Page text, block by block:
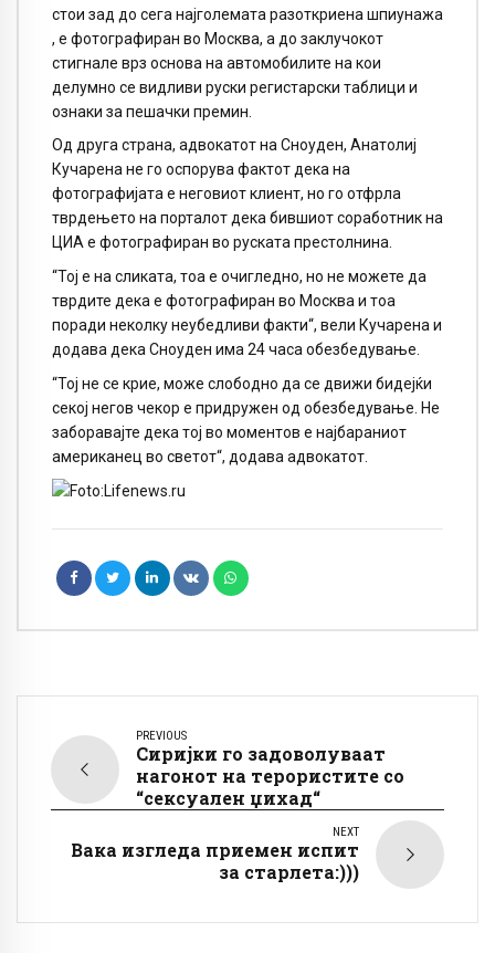
стои зад до сега најголемата разоткриена шпиунажа
, е фотографиран во Москва, а до заклучокот
стигнале врз основа на автомобилите на кои
делумно се видливи руски регистарски таблици и
ознаки за пешачки премин.
Од друга страна, адвокатот на Сноуден, Анатолиј
Кучарена не го оспорува фактот дека на
фотографијата е неговиот клиент, но го отфрла
тврдењето на порталот дека бившиот соработник на
ЦИА е фотографиран во руската престолнина.
“Тој е на сликата, тоа е очигледно, но не можете да
тврдите дека е фотографиран во Mосква и тоа
поради неколку неубедливи факти“, вели Кучарена и
додава дека Сноуден има 24 часа обезбедување.
“Тој не се крие, може слободно да се движи бидејќи
секој негов чекор е придружен од обезбедување. Не
заборавајте дека тој во моментов е најбараниот
американец во светот“, додава адвокатот.
PREVIOUS
Сиријки го задоволуваат
нагонот на терористите со
“сексуален џихад“
NEXT
Вака изгледа приемен испит
за старлета:)))